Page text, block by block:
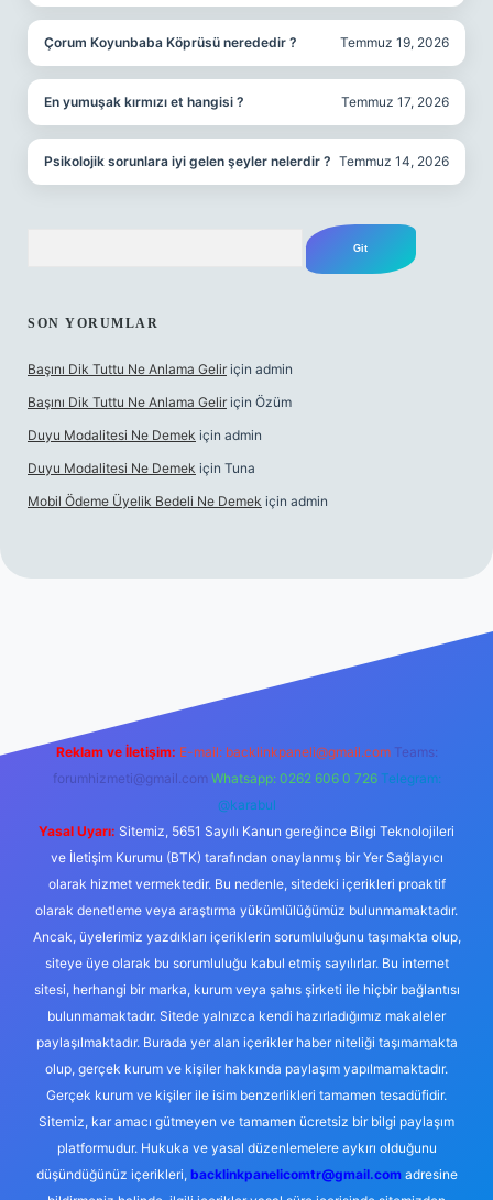
Çorum Koyunbaba Köprüsü nerededir ? Temmuz 19, 2026
En yumuşak kırmızı et hangisi ? Temmuz 17, 2026
Psikolojik sorunlara iyi gelen şeyler nelerdir ? Temmuz 14, 2026
SON YORUMLAR
Başını Dik Tuttu Ne Anlama Gelir için admin
Başını Dik Tuttu Ne Anlama Gelir için Özüm
Duyu Modalitesi Ne Demek için admin
Duyu Modalitesi Ne Demek için Tuna
Mobil Ödeme Üyelik Bedeli Ne Demek için admin
Reklam ve İletişim: E-mail: backlinkpaneli@gmail.com Teams:
forumhizmeti@gmail.com Whatsapp: 0262 606 0 726 Telegram:
@karabul
Yasal Uyarı: Sitemiz, 5651 Sayılı Kanun gereğince Bilgi Teknolojileri
ve İletişim Kurumu (BTK) tarafından onaylanmış bir Yer Sağlayıcı
olarak hizmet vermektedir. Bu nedenle, sitedeki içerikleri proaktif
olarak denetleme veya araştırma yükümlülüğümüz bulunmamaktadır.
Ancak, üyelerimiz yazdıkları içeriklerin sorumluluğunu taşımakta olup,
siteye üye olarak bu sorumluluğu kabul etmiş sayılırlar. Bu internet
sitesi, herhangi bir marka, kurum veya şahıs şirketi ile hiçbir bağlantısı
bulunmamaktadır. Sitede yalnızca kendi hazırladığımız makaleler
paylaşılmaktadır. Burada yer alan içerikler haber niteliği taşımamakta
olup, gerçek kurum ve kişiler hakkında paylaşım yapılmamaktadır.
Gerçek kurum ve kişiler ile isim benzerlikleri tamamen tesadüfidir.
Sitemiz, kar amacı gütmeyen ve tamamen ücretsiz bir bilgi paylaşım
platformudur. Hukuka ve yasal düzenlemelere aykırı olduğunu
düşündüğünüz içerikleri, backlinkpanelicomtr@gmail.comadresine